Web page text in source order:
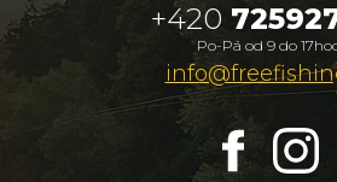
+420
Po-Pá od 9 do